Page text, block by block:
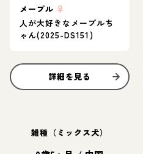
メープル ♀
人が大好きなメープルち
ゃん(2025-DS151)
詳細を見る
雑種（ミックス犬）